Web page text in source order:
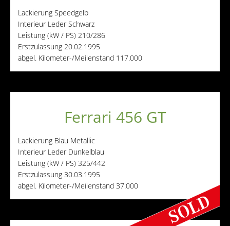
Lackierung Speedgelb
Interieur Leder Schwarz
Leistung (kW / PS) 210/286
Erstzulassung 20.02.1995
abgel. Kilometer-/Meilenstand 117.000
Ferrari 456 GT
Lackierung Blau Metallic
Interieur Leder Dunkelblau
Leistung (kW / PS) 325/442
Erstzulassung 30.03.1995
abgel. Kilometer-/Meilenstand 37.000